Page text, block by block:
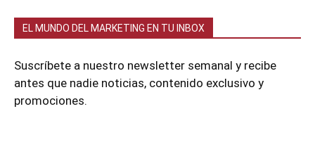
EL MUNDO DEL MARKETING EN TU INBOX
Suscríbete a nuestro newsletter semanal y recibe
antes que nadie noticias, contenido exclusivo y
promociones.